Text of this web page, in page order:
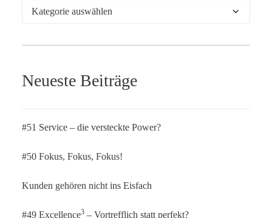
Kategorien
Neueste Beiträge
#51 Service – die versteckte Power?
#50 Fokus, Fokus, Fokus!
Kunden gehören nicht ins Eisfach
#49 Excellence3 – Vortrefflich statt perfekt?